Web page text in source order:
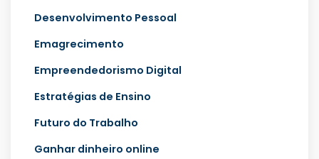
Desenvolvimento Pessoal
Emagrecimento
Empreendedorismo Digital
Estratégias de Ensino
Futuro do Trabalho
Ganhar dinheiro online